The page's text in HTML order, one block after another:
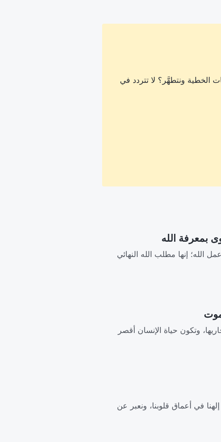
الخطية ونتطهَّر؟ لا تتردد في
الله؛ إنها مطلب الله النهائي
وتكون حياة الإنسان أقصر
في أعماق قلوبنا، ونعبر عن